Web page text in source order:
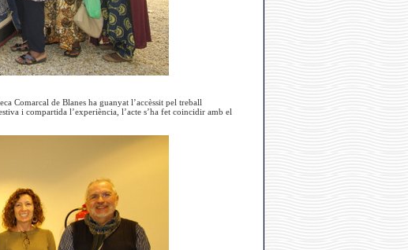
Comarcal de Blanes ha guanyat l’accèssit pel treball
i compartida l’experiència, l’acte s’ha fet coincidir amb el